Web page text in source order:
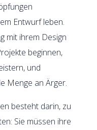
Entwurf leben.
mit ihrem Design
beginnen,
und
Menge an Ärger.
besteht darin, zu
Sie müssen ihre